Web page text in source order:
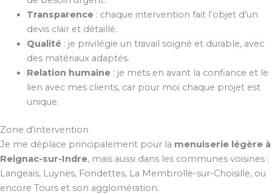
Transparence: chaque intervention fait l’objet d’un
devis clair et détaillé.
Qualité: je privilégie un travail soigné et durable, avec
des matériaux adaptés.
Relation humaine: je mets en avant la confiance et le
lien avec mes clients, car pour moi chaque projet est
unique.
Zone d’intervention
Je me déplace principalement pour la menuiserie légère à
Reignac-sur-Indre, mais aussi dans les communes voisines :
Langeais, Luynes, Fondettes, La Membrolle-sur-Choisille, ou
encore Tours et son agglomération.